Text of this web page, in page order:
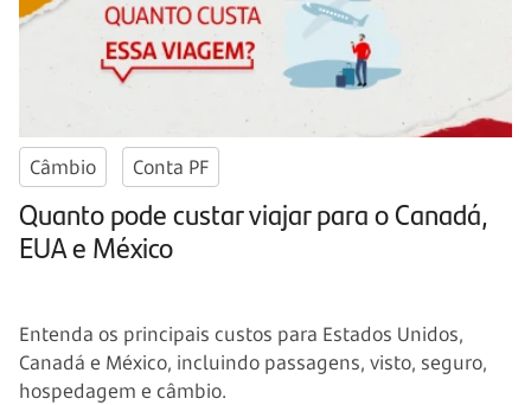
Câmbio Conta PF
Quanto pode custar viajar para o Canadá,
EUA e México
Entenda os principais custos para Estados Unidos,
Canadá e México, incluindo passagens, visto, seguro,
hospedagem e câmbio.